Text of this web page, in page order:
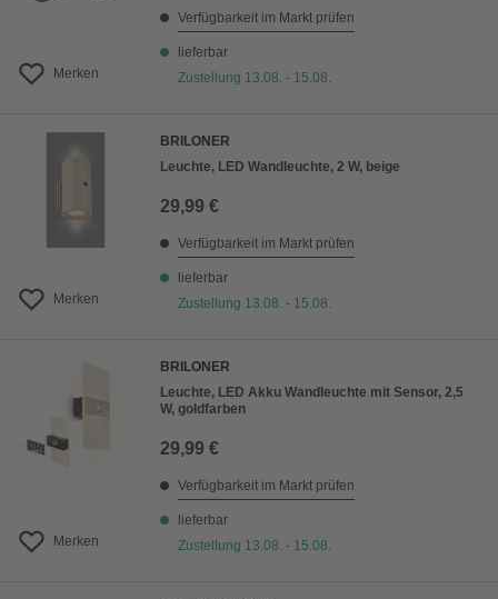
Merken
Verfügbarkeit im Markt prüfen
lieferbar
Zustellung 13.08. - 15.08.
Merken
BRILONER
Leuchte, LED Wandleuchte, 2 W, beige
29,99 €
Verfügbarkeit im Markt prüfen
lieferbar
Zustellung 13.08. - 15.08.
Merken
BRILONER
Leuchte, LED Akku Wandleuchte mit Sensor, 2,5
W, goldfarben
29,99 €
Verfügbarkeit im Markt prüfen
lieferbar
Zustellung 13.08. - 15.08.